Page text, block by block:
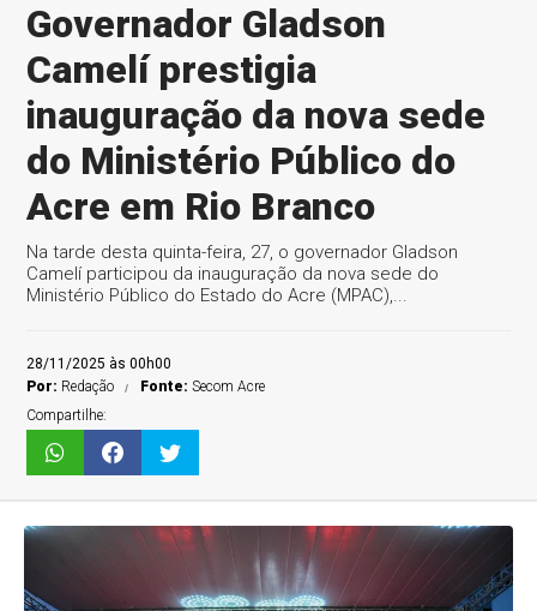
Governador Gladson
Camelí prestigia
inauguração da nova sede
do Ministério Público do
Acre em Rio Branco
Na tarde desta quinta-feira, 27, o governador Gladson
Camelí participou da inauguração da nova sede do
Ministério Público do Estado do Acre (MPAC),...
28/11/2025 às 00h00
Por: Redação Fonte:Secom Acre
Compartilhe: